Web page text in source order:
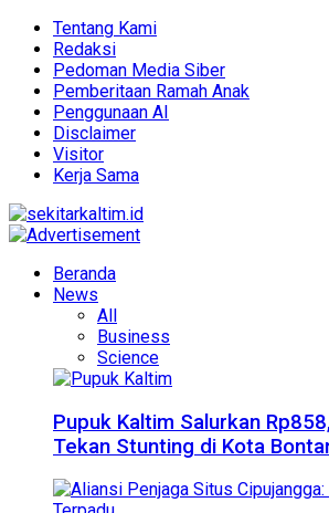
Tentang Kami
Redaksi
Pedoman Media Siber
Pemberitaan Ramah Anak
Penggunaan AI
Disclaimer
Visitor
Kerja Sama
Beranda
News
All
Business
Science
Pupuk Kaltim Salurkan
Tekan Stunting di Kota